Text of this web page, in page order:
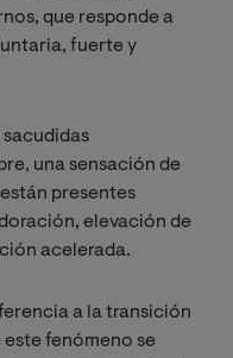
que responde a
fuerte y
sacudidas
una sensación de
presentes
elevación de
acelerada.
a la transición
este fenómeno se